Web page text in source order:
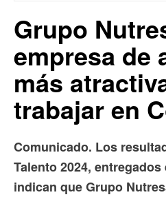
Grupo
empresa de
más
trabajar en
Comunicado. Los
Talento 2024,
indican que Grupo